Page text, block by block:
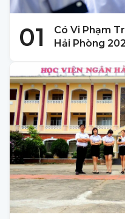
01
Có Vi Phạm
Hải Phòng